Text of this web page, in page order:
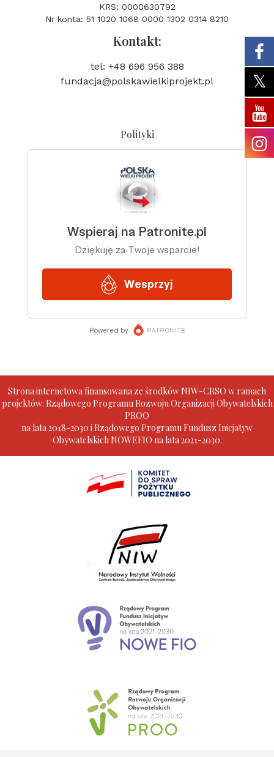
KRS: 0000630792
Nr konta: 51 1020 1068 0000 1302 0314 8210
Kontakt:
tel: +48 696 956 388
fundacja@polskawielkiprojekt.pl
Polityki
Strona internetowa finansowana ze środków NIW-CRSO w ramach
projektów: Rządowego Programu Rozwoju Organizacji Obywatelskich
PROO
na lata 2018-2030 i Rządowego Programu Fundusz Inicjatyw
Obywatelskich NOWEFIO na lata 2021-2030.